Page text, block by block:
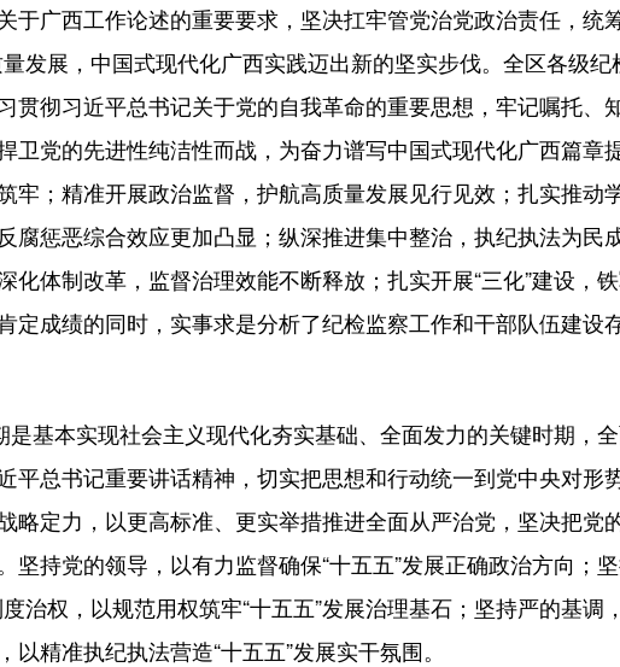
于广西工作论述的重要要求，坚决扛牢管党治党政治责任，统
发展，中国式现代化广西实践迈出新的坚实步伐。全区各级
贯彻习近平总书记关于党的自我革命的重要思想，牢记嘱托、
卫党的先进性纯洁性而战，为奋力谱写中国式现代化广西篇章
牢；精准开展政治监督，护航高质量发展见行见效；扎实推动
腐惩恶综合效应更加凸显；纵深推进集中整治，执纪执法为民
化体制改革，监督治理效能不断释放；扎实开展“三化”建设，
定成绩的同时，实事求是分析了纪检监察工作和干部队伍建设
基本实现社会主义现代化夯实基础、全面发力的关键时期，全
平总书记重要讲话精神，切实把思想和行动统一到党中央对形
略定力，以更高标准、更实举措推进全面从严治党，坚决把党
坚持党的领导，以有力监督确保“十五五”发展正确政治方向；
治权，以规范用权筑牢“十五五”发展治理基石；坚持严的基调
精准执纪执法营造“十五五”发展实干氛围。